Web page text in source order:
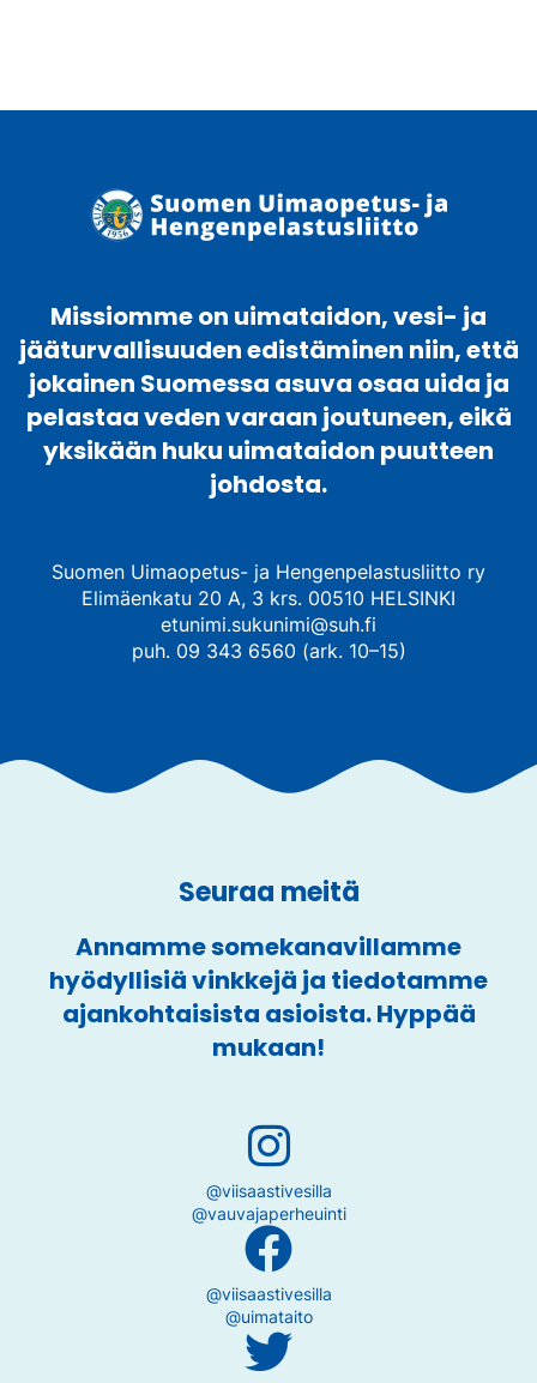
Missiomme on uimataidon, vesi- ja
jääturvallisuuden edistäminen niin, että
jokainen Suomessa asuva osaa uida ja
pelastaa veden varaan joutuneen, eikä
yksikään huku uimataidon puutteen
johdosta.
Suomen Uimaopetus- ja Hengenpelastusliitto ry
Elimäenkatu 20 A, 3 krs. 00510 HELSINKI
etunimi.sukunimi@suh.fi
puh. 09 343 6560 (ark. 10–15)
Seuraa meitä
Annamme somekanavillamme
hyödyllisiä vinkkejä ja tiedotamme
ajankohtaisista asioista. Hyppää
mukaan!
@viisaastivesilla
@vauvajaperheuinti
@viisaastivesilla
@uimataito